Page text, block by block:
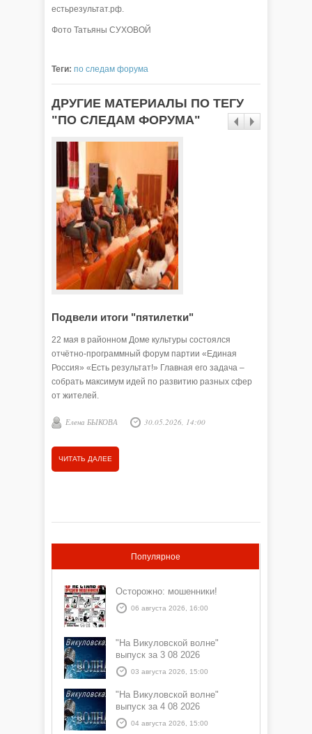
естьрезультат.рф.
Фото Татьяны СУХОВОЙ
Теги: по следам форума
ДРУГИЕ МАТЕРИАЛЫ ПО ТЕГУ
"ПО СЛЕДАМ ФОРУМА"
Подвели итоги "пятилетки"
22 мая в районном Доме культуры состоялся
отчётно-программный форум партии «Единая
Россия» «Есть результат!» Главная его задача –
собрать максимум идей по развитию разных сфер
от жителей.
Елена БЫКОВА 30.05.2026, 14:00
ЧИТАТЬ ДАЛЕЕ
Популярное
Осторожно: мошенники!
06 августа 2026, 16:00
"На Викуловской волне"
выпуск за 3 08 2026
03 августа 2026, 15:00
"На Викуловской волне"
выпуск за 4 08 2026
04 августа 2026, 15:00